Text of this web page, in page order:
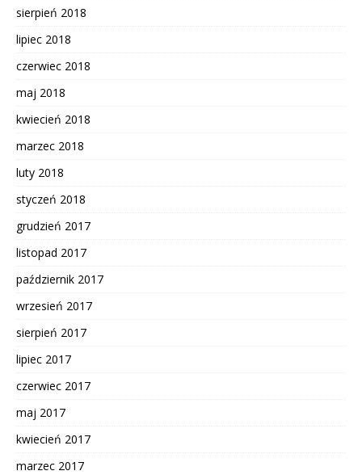
sierpień 2018
lipiec 2018
czerwiec 2018
maj 2018
kwiecień 2018
marzec 2018
luty 2018
styczeń 2018
grudzień 2017
listopad 2017
październik 2017
wrzesień 2017
sierpień 2017
lipiec 2017
czerwiec 2017
maj 2017
kwiecień 2017
marzec 2017